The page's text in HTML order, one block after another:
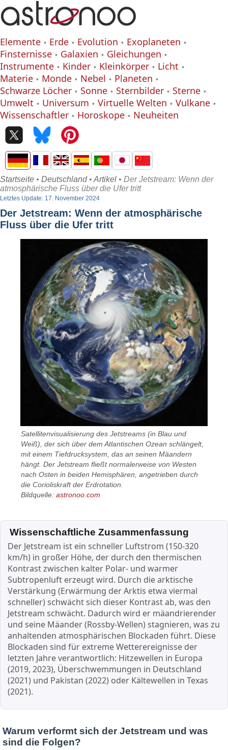
Elemente Erde Evolution
Exoplaneten
Finsternisse
Galaxien
Gleichungen
Instrumente
Kinder Kleinkörper
Licht
Materie
Monde Nebel
Planeten
Schwarze Löcher
Sonne Sternbilder
Sterne
Umwelt
Universum Virtuelle Welten
Vulkane
Wissenschaftler
Horoskope Neuheiten
Startseite • Deutschland• Artikel • Der Jetstream: Wenn der
atmosphärische Fluss über die Ufer tritt
Letztes Update: 17. November 2024
Der Jetstream: Wenn der atmosphärische
Fluss über die Ufer tritt
Satellitenvisualisierung des Jetstreams (in Blau und
Weiß), der sich über dem Atlantischen Ozean schlängelt,
mit einem Tiefdrucksystem, das an seinen Mäandern
hängt. Der Jetstream fließt normalerweise von Westen
nach Osten in beiden Hemisphären, angetrieben durch
die Corioliskraft der Erdrotation.
Bildquelle:astronoo.com
Wissenschaftliche Zusammenfassung
Der Jetstream ist ein schneller Luftstrom (150-320
km/h) in großer Höhe, der durch den thermischen
Kontrast zwischen kalter Polar- und warmer
Subtropenluft erzeugt wird. Durch die arktische
Verstärkung (Erwärmung der Arktis etwa viermal
schneller) schwächt sich dieser Kontrast ab, was den
Jetstream schwächt. Dadurch wird er mäandrierender
und seine Mäander (Rossby-Wellen) stagnieren, was zu
anhaltenden atmosphärischen Blockaden führt. Diese
Blockaden sind für extreme Wetterereignisse der
letzten Jahre verantwortlich: Hitzewellen in Europa
(2019, 2023), Überschwemmungen in Deutschland
(2021) und Pakistan (2022) oder Kältewellen in Texas
(2021).
Warum verformt sich der Jetstream und was
sind die Folgen?